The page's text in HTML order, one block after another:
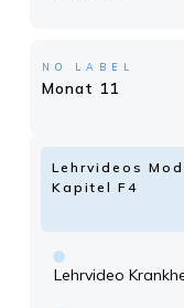
NO LABEL
Monat 11
Lehrvideos
Kapitel F4
Lehrvideo